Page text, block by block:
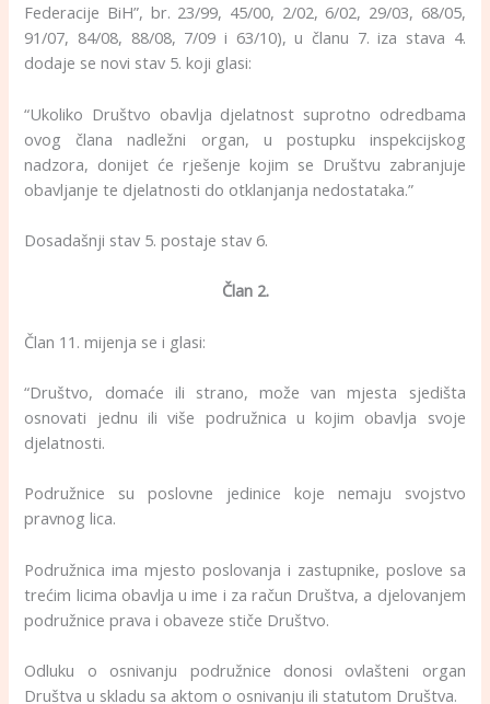
Federacije BiH”, br. 23/99, 45/00, 2/02, 6/02, 29/03, 68/05,
91/07, 84/08, 88/08, 7/09 i 63/10), u članu 7. iza stava 4.
dodaje se novi stav 5. koji glasi:
“Ukoliko Društvo obavlja djelatnost suprotno odredbama
ovog člana nadležni organ, u postupku inspekcijskog
nadzora, donijet će rješenje kojim se Društvu zabranjuje
obavljanje te djelatnosti do otklanjanja nedostataka.”
Dosadašnji stav 5. postaje stav 6.
Član 2.
Član 11. mijenja se i glasi:
“Društvo, domaće ili strano, može van mjesta sjedišta
osnovati jednu ili više podružnica u kojim obavlja svoje
djelatnosti.
Podružnice su poslovne jedinice koje nemaju svojstvo
pravnog lica.
Podružnica ima mjesto poslovanja i zastupnike, poslove sa
trećim licima obavlja u ime i za račun Društva, a djelovanjem
podružnice prava i obaveze stiče Društvo.
Odluku o osnivanju podružnice donosi ovlašteni organ
Društva u skladu sa aktom o osnivanju ili statutom Društva.